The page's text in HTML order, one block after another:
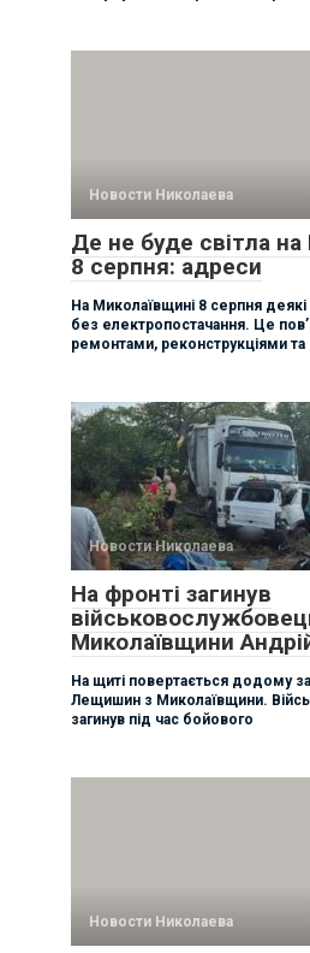
Новости Николаева
Де не буде світла
8 серпня: адреси
На Миколаївщині 8 серпня деякі
без електропостачання. Це
ремонтами, реконструкціями та
Новости Николаева
На фронті загинув
Миколаївщини
На щиті повертається додому
Лещишин з Миколаївщини.
загинув під час бойового
Новости Николаева